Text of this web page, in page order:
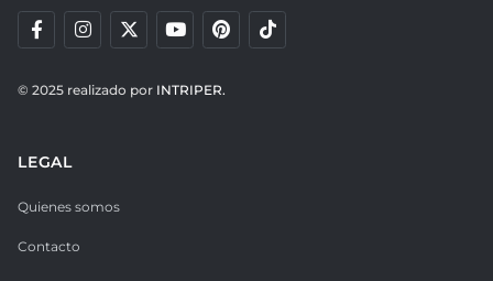
© 2025 realizado por INTRIPER.
LEGAL
Quienes somos
Contacto